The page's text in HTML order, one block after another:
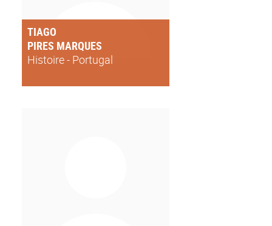
TIAGO
PIRES MARQUES
Histoire - Portugal